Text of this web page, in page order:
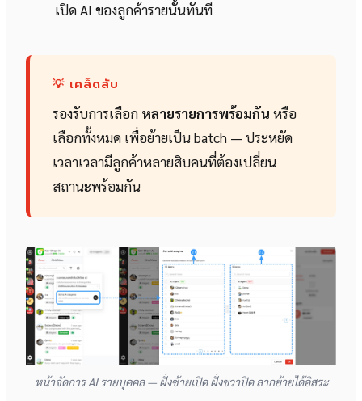
เปิด AI ของลูกค้ารายนั้นทันที
💡 เคล็ดลับ
รองรับการเลือก หลายรายการพร้อมกัน หรือ
เลือกทั้งหมด เพื่อย้ายเป็น batch — ประหยัด
เวลาเวลามีลูกค้าหลายสิบคนที่ต้องเปลี่ยน
สถานะพร้อมกัน
หน้าจัดการ AI รายบุคคล — ฝั่งซ้ายเปิด ฝั่งขวาปิด ลากย้ายได้อิสระ